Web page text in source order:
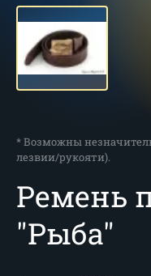
* Возможны
лезвии/рукояти).
Ремень
"Рыба"